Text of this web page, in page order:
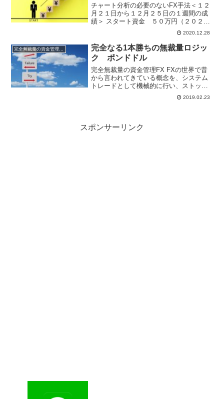
チャート分析の必要のないFX手法＜１２
月２１日から１２月２５日の１週間の成
績＞ スタート資金 ５０万円（２０２０
年）週間利益 １５，２０７円 月
間利益 １５，６２５円 年間利
益 ５３６，２６６円 ※複利運用中２
０２０年の無裁量ポ...
2020.12.28
完全なる1本勝ちの無裁量ロジッ
ク ポンドドル
完全無裁量の資金管理FX FXの世界で昔
から言われてきている概念を、システム
トレードとして機械的に行い、ストップ
とリミットの値をきちんと計算し、損切
りが数回続いても破たんしないように資
2019.02.23
スポンサーリンク